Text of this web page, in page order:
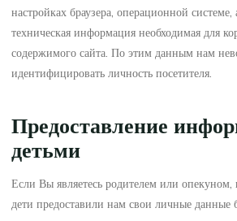
настройках браузера, операционной системе,
техническая информация необходимая для
содержимого сайта. По этим данным нам
идентифицировать личность посетителя.
Предоставление
детьми
Если Вы являетесь родителем или
дети предоставили нам свои личные данные